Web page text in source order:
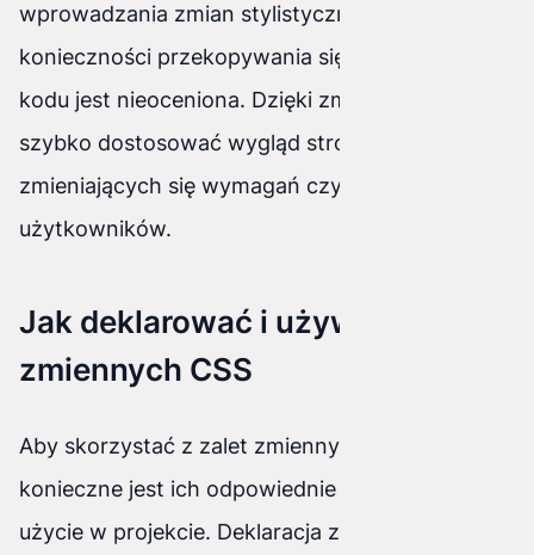
wprowadzania zmian stylistycznych bez
konieczności przekopywania się przez setki linii
kodu jest nieoceniona. Dzięki zmiennym, można
szybko dostosować wygląd strony do
zmieniających się wymagań czy preferencji
użytkowników.
Jak deklarować i używać
zmiennych CSS
Aby skorzystać z zalet zmiennych CSS,
konieczne jest ich odpowiednie zadeklarowanie i
użycie w projekcie. Deklaracja zmiennej odbywa